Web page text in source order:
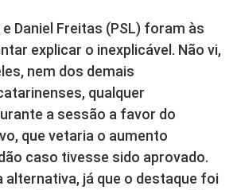
e Daniel Freitas (PSL) foram às
explicar o inexplicável. Não vi,
nem dos demais
qualquer
a sessão a favor do
que vetaria o aumento
caso tivesse sido aprovado.
alternativa, já que o destaque foi